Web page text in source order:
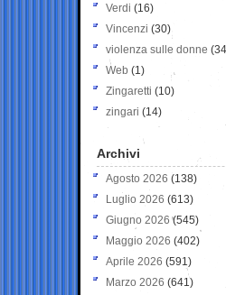
Verdi (16)
Vincenzi (30)
violenza sulle donne
Web (1)
Zingaretti (10)
zingari (14)
Archivi
Agosto 2026 (138)
Luglio 2026 (613)
Giugno 2026 (545)
Maggio 2026 (402)
Aprile 2026 (591)
Marzo 2026 (641)